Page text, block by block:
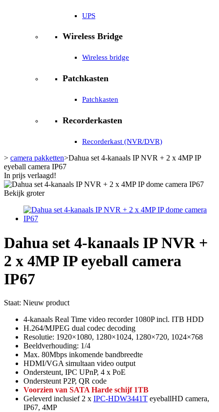
UPS
Wireless Bridge
Wireless bridge
Patchkasten
Patchkasten
Recorderkasten
Recorderkast (NVR/DVR)
> camera pakketten>Dahua set 4-kanaals IP NVR + 2 x 4MP IP
eyeball camera IP67
In prijs verlaagd!
Bekijk groter
Dahua set 4-kanaals IP NVR +
2 x 4MP IP eyeball camera
IP67
Staat: Nieuw product
4-kanaals Real Time video recorder 1080P incl. ITB HDD
H.264/MJPEG dual codec decoding
Resolutie: 1920×1080, 1280×1024, 1280×720, 1024×768
Beeldverhouding: 1/4
Max. 80Mbps inkomende bandbreedte
HDMI/VGA simultaan video output
Ondersteunt, IPC UPnP, 4 x PoE
Ondersteunt P2P, QR code
Voorzien van SATA Harde schijf 1TB
Geleverd inclusief 2 x IPC-HDW3441T eyeballHD camera,
IP67, 4MP